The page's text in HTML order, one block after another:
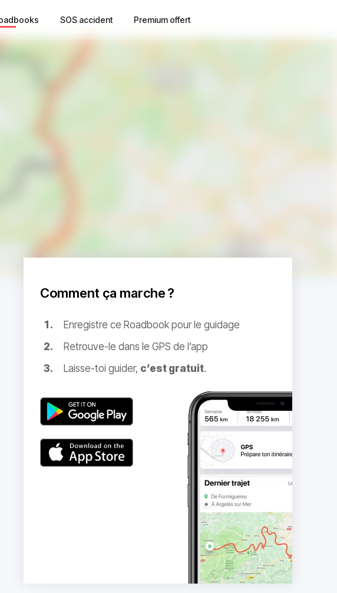
SOS accident Premium offert
Comment ça marche ?
Enregistre ce Roadbook pour le guidage
Retrouve-le dans le GPS de l’app
Laisse-toi guider, c’est gratuit.